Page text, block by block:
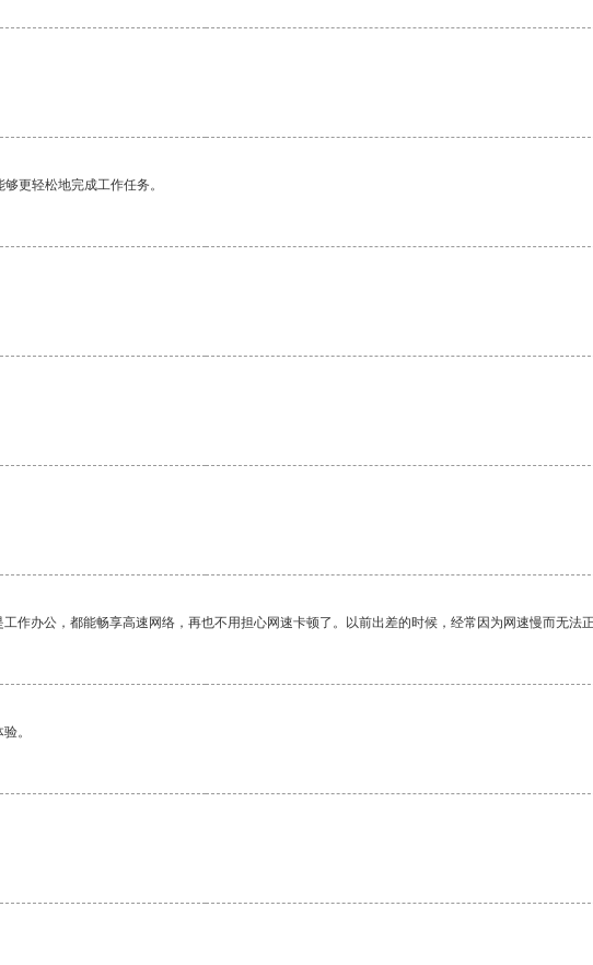
更轻松地完成工作任务。
作办公，都能畅享高速网络，再也不用担心网速卡顿了。以前出差的时候，经常因为网速慢而无法
。